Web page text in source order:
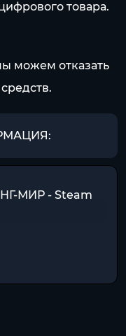
товара.
можем отказать
МИР - Steam